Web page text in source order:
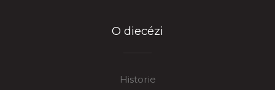
O diecézi
Historie